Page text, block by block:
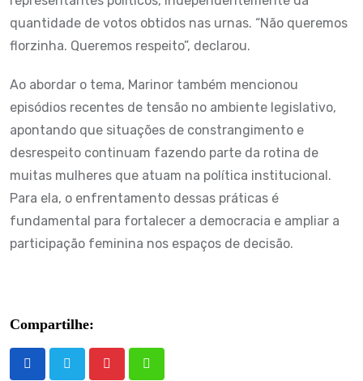
quantidade de votos obtidos nas urnas. “Não queremos
florzinha. Queremos respeito”, declarou.
Ao abordar o tema, Marinor também mencionou
episódios recentes de tensão no ambiente legislativo,
apontando que situações de constrangimento e
desrespeito continuam fazendo parte da rotina de
muitas mulheres que atuam na política institucional.
Para ela, o enfrentamento dessas práticas é
fundamental para fortalecer a democracia e ampliar a
participação feminina nos espaços de decisão.
Compartilhe: